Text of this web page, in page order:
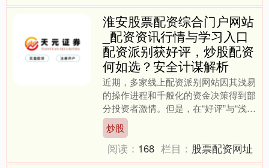
淮安股票配资综合门户网站
_配资资讯行情与学习入口
配资派别获好评，炒股配资
何如选？安全计谋解析
近期，多家线上配资派别网站因其浅易
的操作进程和千般化的资金决策得到部
分投资者激情。但是，在“好评”与“浅
易”的背后淮安股票配资综合门户网站_
配资资讯行情与学习入....
炒股
阅读： 168 栏目： 股票配资网址